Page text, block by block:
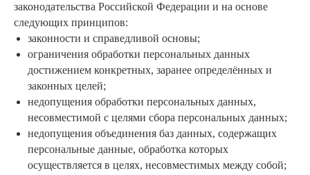
законодательства Российской Федерации и на основе
следующих принципов:
законности и справедливой основы;
ограничения обработки персональных данных
достижением конкретных, заранее определённых и
законных целей;
недопущения обработки персональных данных,
несовместимой с целями сбора персональных данных;
недопущения объединения баз данных, содержащих
персональные данные, обработка которых
осуществляется в целях, несовместимых между собой;